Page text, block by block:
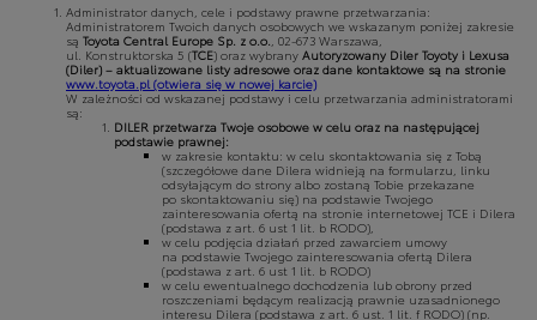
Administrator danych, cele i podstawy prawne przetwarzania:
Administratorem Twoich danych osobowych we wskazanym poniżej zakresie
są Toyota Central Europe Sp. z o.o. , 02-673 Warszawa,
ul. Konstruktorska 5 (TCE) oraz wybrany Autoryzowany Diler Toyoty i Lexusa
(Diler) – aktualizowane listy adresowe oraz dane kontaktowe są na stronie
www.toyota.pl (otwiera się w nowej karcie)
W zależności od wskazanej podstawy i celu przetwarzania administratorami
są:
DILER przetwarza Twoje osobowe w celu oraz na następującej
podstawie prawnej:
w zakresie kontaktu: w celu skontaktowania się z Tobą
(szczegółowe dane Dilera widnieją na formularzu, linku
odsyłającym do strony albo zostaną Tobie przekazane
po skontaktowaniu się) na podstawie Twojego
zainteresowania ofertą na stronie internetowej TCE i Dilera
(podstawa z art. 6 ust 1 lit. b RODO),
w celu podjęcia działań przed zawarciem umowy
na podstawie Twojego zainteresowania ofertą Dilera
(podstawa z art. 6 ust 1 lit. b RODO)
w celu ewentualnego dochodzenia lub obrony przed
roszczeniami będącym realizacją prawnie uzasadnionego
interesu Dilera (podstawa z art. 6 ust. 1 lit. f RODO) (np.